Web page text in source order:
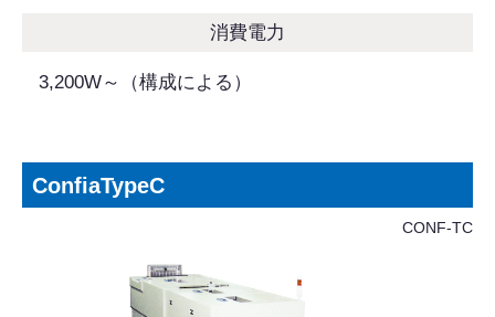
消費電力
3,200W～（構成による）
ConfiaTypeC
CONF-TC